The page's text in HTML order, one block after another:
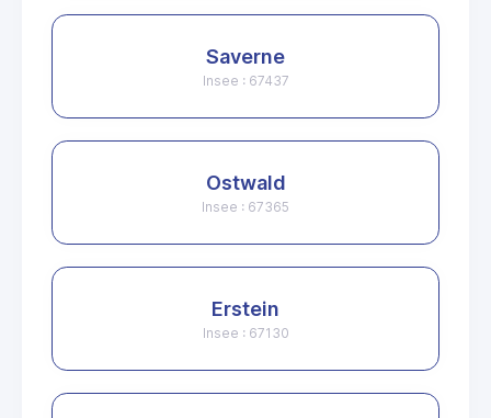
Saverne
Insee : 67437
Ostwald
Insee : 67365
Erstein
Insee : 67130